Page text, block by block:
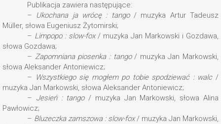
Publikacja zawiera następujące:
– Ukochana ja wrócę : tango/ muzyka Artur Tadeusz
Müller, słowa Eugeniusz Żytomirski;
– Limpopo : slow-fox/ muzyka Jan Markowski i Gozdawa,
słowa Gozdawa;
– Zapomniana piosenka : tango/ muzyka Jan Markowski,
słowa Aleksander Antoniewicz;
–
Wszystkiego się mogłem po tobie spodziewać : walc/
muzyka Jan Markowski, słowa Aleksander Antoniewicz;
– Jesień : tango/ muzyka Jan Markowski, słowa Alina
Pawłowicz;
– Bluzeczka zamszowa : slow-fox/ muzyka Jan Markowski,